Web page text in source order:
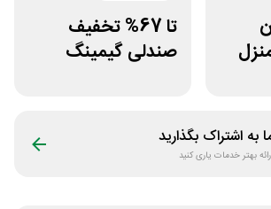
تا 67% تخفیف
صندلی گیمینگ
به اشتراک بگذارید
بهتر خدمات یاری کنید